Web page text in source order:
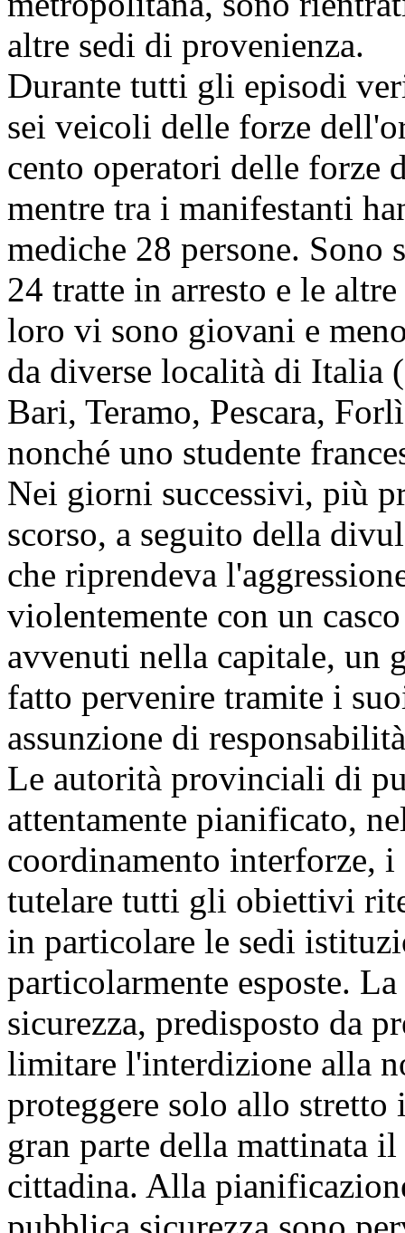
altre sedi di provenienza.
Durante tutti gli episodi
sei veicoli delle forze
cento operatori delle forze
mentre tra i manifestanti
mediche 28 persone. Sono
24 tratte in arresto e le
loro vi sono giovani e
da diverse località di Italia
Bari, Teramo, Pescara,
nonché uno studente
Nei giorni successivi, più
scorso, a seguito della
che riprendeva
violentemente con un
avvenuti nella capitale, un
fatto pervenire tramite i
assunzione di
Le autorità provinciali di
attentamente pianificato,
coordinamento interforze,
tutelare tutti gli obiettivi
in particolare le sedi
particolarmente esposte.
sicurezza, predisposto da
limitare l'interdizione alla
proteggere solo allo stretto
gran parte della mattinata
cittadina. Alla